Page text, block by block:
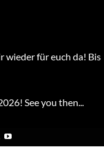
wieder für euch da! Bis
See you then...